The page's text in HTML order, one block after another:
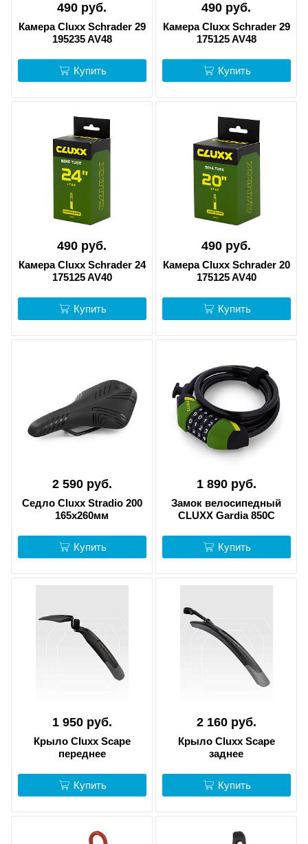
490 руб.
Камера Cluxx Schrader 29
195235 AV48
Купить
490 руб.
Камера Cluxx Schrader 29
175125 AV48
Купить
490 руб.
Камера Cluxx Schrader 24
175125 AV40
Купить
490 руб.
Камера Cluxx Schrader 20
175125 AV40
Купить
2 590 руб.
Седло Cluxx Stradio 200
165х260мм
Купить
1 890 руб.
Замок велосипедный
CLUXX Gardia 850C
Купить
1 950 руб.
Крыло Cluxx Scape
переднее
Купить
2 160 руб.
Крыло Cluxx Scape
заднее
Купить